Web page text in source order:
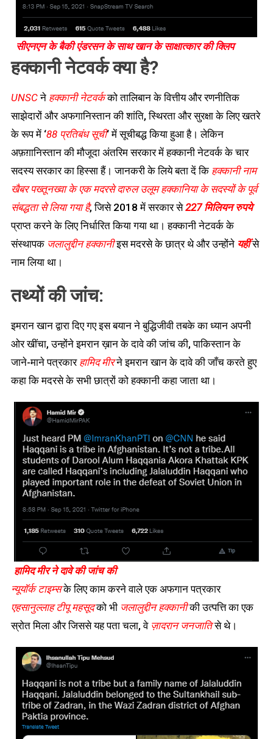
सीएनएन के बैकी एंडरसन के साथ खान के साक्षात्कार की क्लिप
हक्कानी नेटवर्क क्या है?
UNSCने हक्कानी नेटवर्कको तालिबान के वित्तीय और रणनीतिक
साझेदारों और अफगानिस्तान की शांति, स्थिरता और सुरक्षा के लिए खतरे
के रूप में ‘88 प्रतिबंध सूची‘ में सूचीबद्ध किया हुआ है। लेकिन
अफ़ग़ानिस्तान की मौजूदा अंतरिम सरकार में हक्कानी नेटवर्क के चार
सदस्य सरकार का हिस्सा हैं। जानकरी के लिये बता दें कि हक्कानी नाम
खैबर पख्तूनख्वा के एक मदरसे दारुल उलूम हक्कानिया के सदस्यों के पूर्व
संबद्धता से लिया गया है, जिसे 2018 में सरकार से227 मिलियन रुपये
प्राप्त करने के लिए निर्धारित किया गया था। हक्कानी नेटवर्क के
संस्थापक जलालुद्दीन हक्कानीइस मदरसे के छात्र थे और उन्होंने यहींसे
नाम लिया था।
तथ्यों की जांच:
इमरान खान द्वारा दिए गए इस बयान ने बुद्धिजीवी तबके का ध्यान अपनी
ओर खींचा, उन्होंने इमरान ख़ान के दावे की जांच की, पाकिस्तान के
जाने-माने पत्रकार हामिद मीरने इमरान खान के दावे की जाँच करते हुए
कहा कि मदरसे के सभी छात्रों को हक्कानी कहा जाता था।
हामिद मीर ने दावे की जांच की
न्यूयॉर्क टाइम्सके लिए काम करने वाले एक अफगान पत्रकार
एहसानुल्लाह टीपू महसूदको भी जलालुद्दीन हक्कानीकी उत्पत्ति का एक
स्रोत मिला और जिससे यह पता चला, वे ज़ादरान जनजातिसे थे।